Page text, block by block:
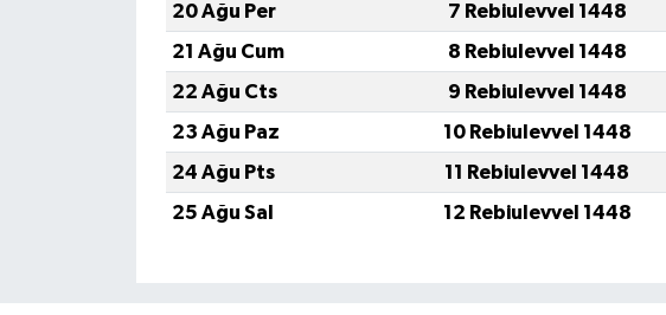
20 Ağu Per
7 Rebiulevvel 1448
21 Ağu Cum
8 Rebiulevvel 1448
22 Ağu Cts
9 Rebiulevvel 1448
23 Ağu Paz
10 Rebiulevvel 1448
24 Ağu Pts
11 Rebiulevvel 1448
25 Ağu Sal
12 Rebiulevvel 1448